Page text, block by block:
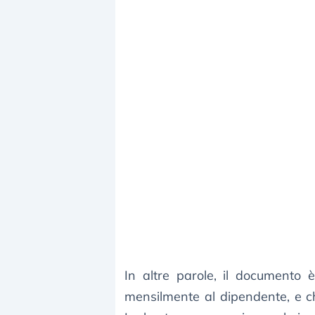
In altre parole, il documento
mensilmente al dipendente, e